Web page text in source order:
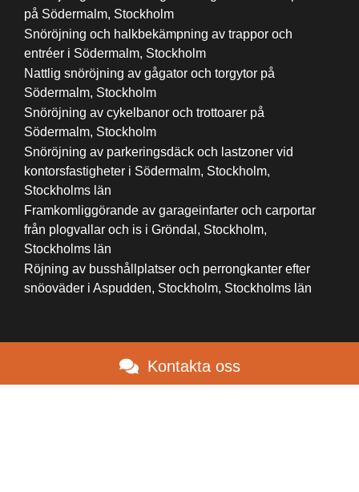
på Södermalm, Stockholm
Snöröjning och halkbekämpning av trappor och
entréer i Södermalm, Stockholm
Nattlig snöröjning av gågator och torgytor på
Södermalm, Stockholm
Snöröjning av cykelbanor och trottoarer på
Södermalm, Stockholm
Snöröjning av parkeringsdäck och lastzoner vid
kontorsfastigheter i Södermalm, Stockholm,
Stockholms län
Framkomliggörande av garageinfarter och carportar
från plogvallar och is i Gröndal, Stockholm,
Stockholms län
Röjning av busshållplatser och perrongkanter efter
snöoväder i Aspudden, Stockholm, Stockholms län
Kontakta oss